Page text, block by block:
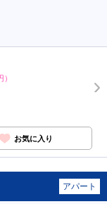
お気に入り
アパート